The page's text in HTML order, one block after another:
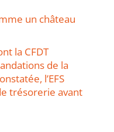
un château
la CFDT
de la
l’EFS
trésorerie avant